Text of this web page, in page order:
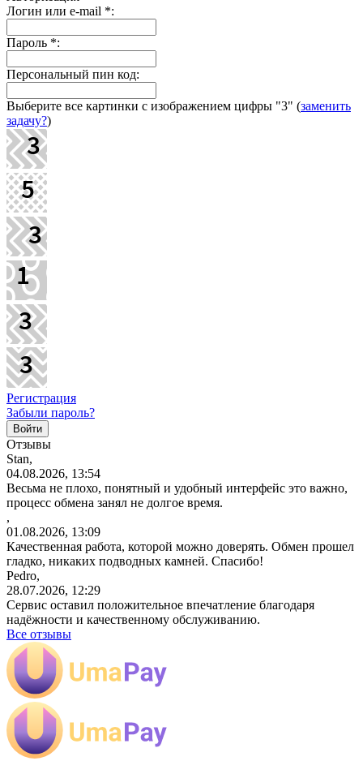
Логин или e-mail *:
Пароль *:
Персональный пин код:
Выберите все картинки с изображением цифры "3" (заменить
задачу?)
Регистрация
Забыли пароль?
Отзывы
Stan,
04.08.2026, 13:54
Весьма не плохо, понятный и удобный интерфейс это важно,
процесс обмена занял не долгое время.
,
01.08.2026, 13:09
Качественная работа, которой можно доверять. Обмен прошел
гладко, никаких подводных камней. Спасибо!
Pedro,
28.07.2026, 12:29
Сервис оставил положительное впечатление благодаря
надёжности и качественному обслуживанию.
Все отзывы